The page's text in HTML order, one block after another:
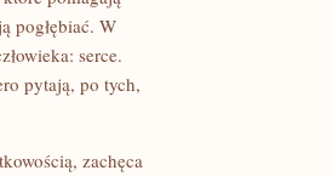
pogłębiać. W
serce.
pytają, po tych,
zachęca